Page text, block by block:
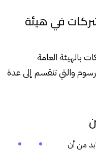
في هيئة
العامة
والتي تنقسم إلى عدة
من أن